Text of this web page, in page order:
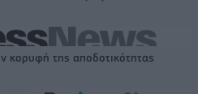
κορυφή της αποδοτικότητας